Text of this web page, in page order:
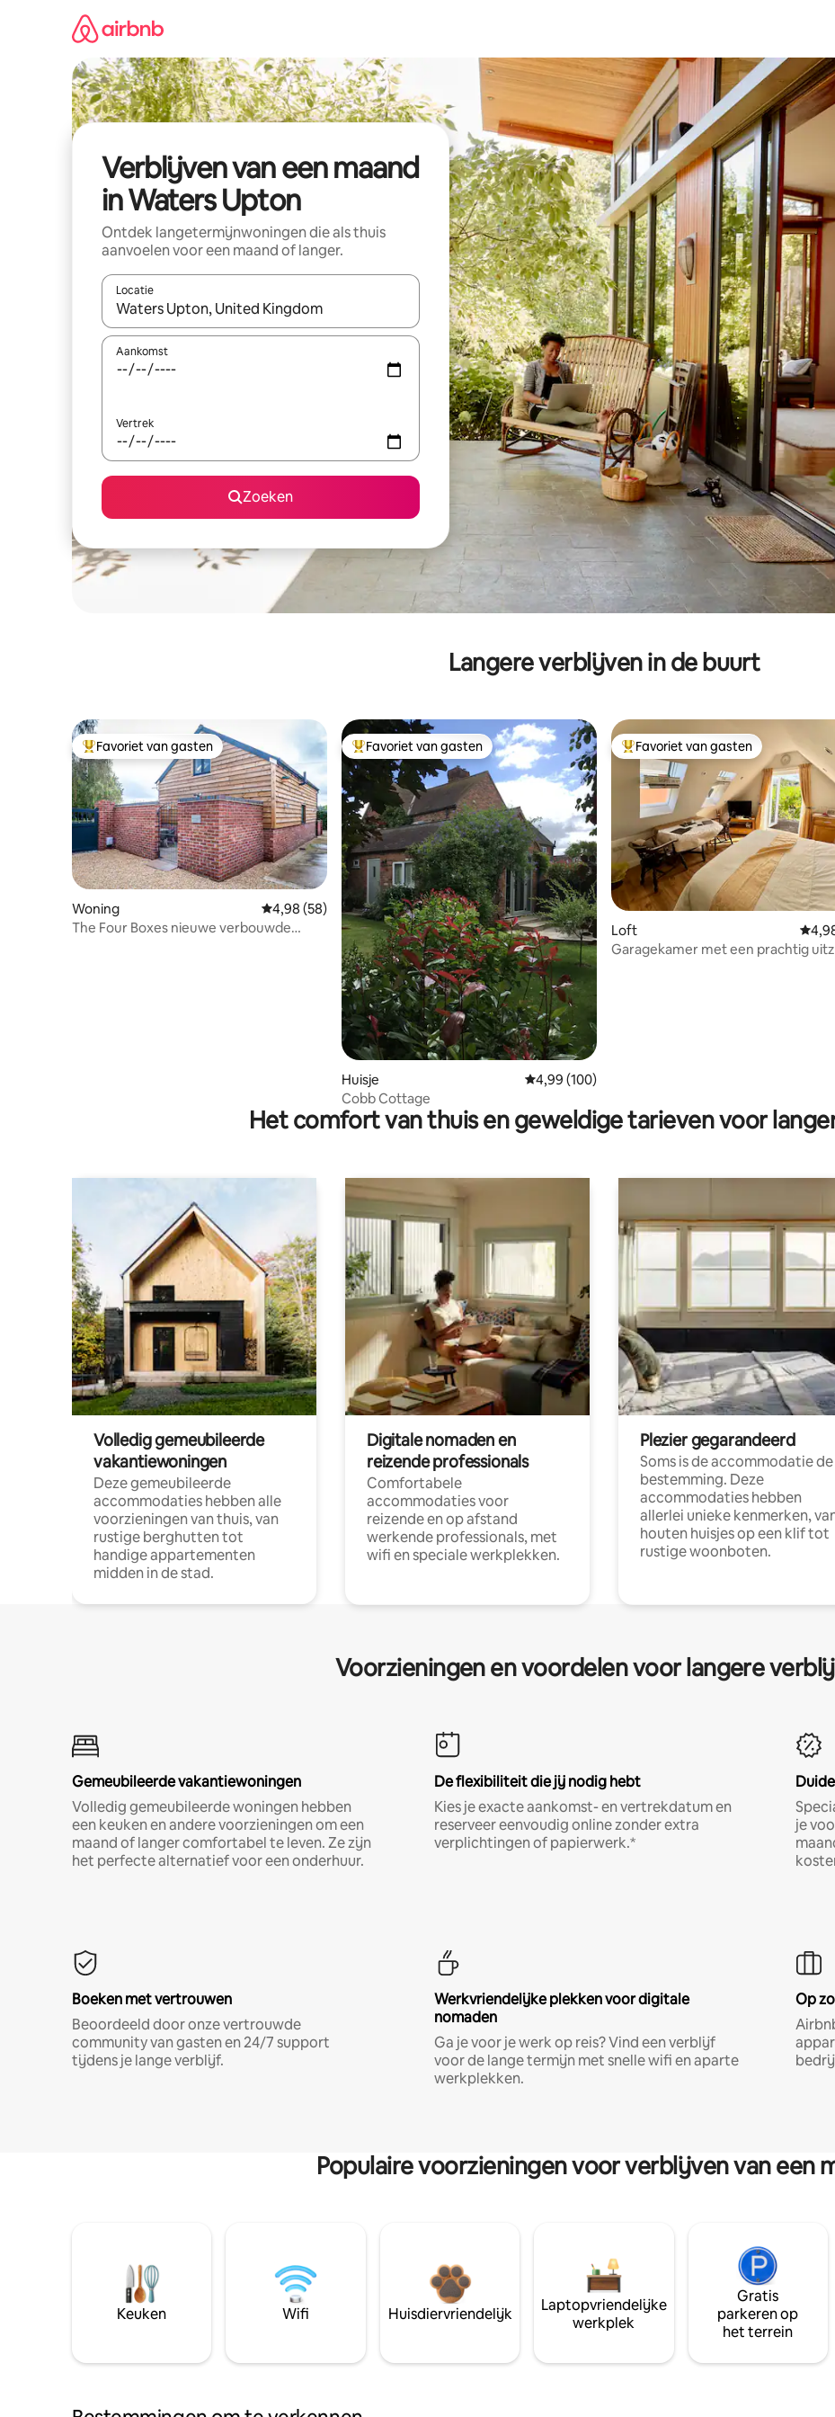
Verblijven van een maand
in Waters Upton
Ontdek langetermijnwoningen die als thuis
aanvoelen voor een maand of langer.
Locatie
Wanneer er resultaten beschikbaar zijn, maak je een keuze met je de pijltjestoetsen omhoog en omlaag, óf door te tikken of
Aankomst
Vertrek
Zoeken
Langere verblijven in de buurt
Topfavoriet van gasten
Favoriet van gasten
Woning Gemiddelde beoordeling van 4,98 op 5, 58 recensies
4,98 (58)
The Four Boxes nieuwe verbouwde
Topfavoriet van gasten
Favoriet van gasten
Huisje Gemiddelde beoordeling van 4,99 op 5, 100
4,99 (100)
Cobb Cottage
Topfavoriet van gasten
Favoriet van gasten
Loft
Garagekamer met een prachtig
Het comfort van thuis en geweldige tarieven voor
Volledig gemeubileerde
vakantiewoningen
Deze gemeubileerde
accommodaties hebben alle
voorzieningen van thuis, van
rustige berghutten tot
handige appartementen
midden in de stad.
Digitale nomaden en
reizende professionals
Comfortabele
accommodaties voor
reizende en op afstand
werkende professionals, met
wifi en speciale werkplekken.
Plezier gegarandeerd
Soms is de accommodatie de
bestemming. Deze
accommodaties hebben
allerlei unieke kenmerken,
houten huisjes op een klif tot
rustige woonboten.
Voorzieningen en voordelen voor langere
Gemeubileerde vakantiewoningen
Volledig gemeubileerde woningen hebben
een keuken en andere voorzieningen om een
maand of langer comfortabel te leven. Ze zijn
het perfecte alternatief voor een onderhuur.
De flexibiliteit die jij nodig hebt
Kies je exacte aankomst- en vertrekdatum en
reserveer eenvoudig online zonder extra
verplichtingen of papierwerk.*
je
Boeken met vertrouwen
Beoordeeld door onze vertrouwde
community van gasten en 24/7 support
tijdens je lange verblijf.
Werkvriendelijke plekken voor digitale
nomaden
Ga je voor je werk op reis? Vind een verblijf
voor de lange termijn met snelle wifi en aparte
werkplekken.
Op
Populaire voorzieningen voor verblijven van een
Keuken Wifi Huisdiervriendelijk
Laptopvriendelijke
werkplek
Gratis
parkeren op
het terrein